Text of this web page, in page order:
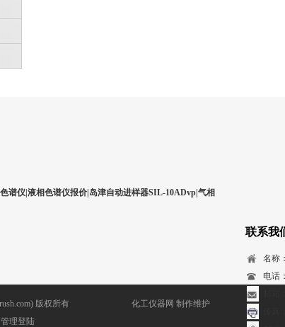
谱仪|液相色谱仪报价|岛津自动进样器SIL-10ADvp|气相
联系我
名称
电话
版权所有
管理登陆
化工仪器网 制作维护